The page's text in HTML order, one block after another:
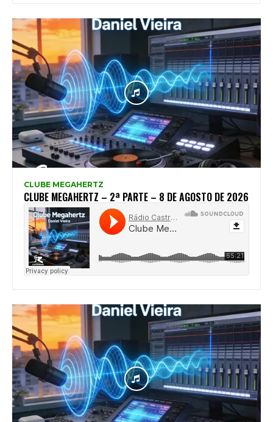
CLUBE MEGAHERTZ
CLUBE MEGAHERTZ – 2ª PARTE – 8 DE AGOSTO DE 2026